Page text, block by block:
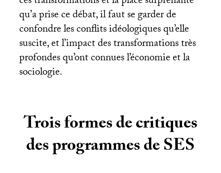
qu’a prise ce débat, il faut se garder de
confondre les conflits idéologiques qu’elle
suscite, et l’impact des transformations très
profondes qu’ont connues l’économie et la
sociologie.
Trois formes de critiques
des programmes deSES